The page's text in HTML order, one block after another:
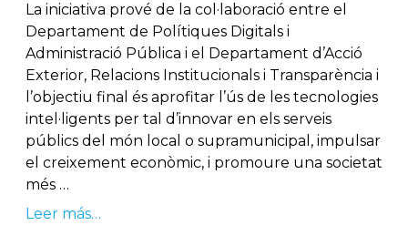
La iniciativa prové de la col·laboració entre el
Departament de Polítiques Digitals i
Administració Pública i el Departament d’Acció
Exterior, Relacions Institucionals i Transparència i
l’objectiu final és aprofitar l’ús de les tecnologies
intel·ligents per tal d’innovar en els serveis
públics del món local o supramunicipal, impulsar
el creixement econòmic, i promoure una societat
més …
Leer más…